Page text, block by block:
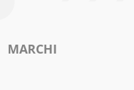
MARCHI